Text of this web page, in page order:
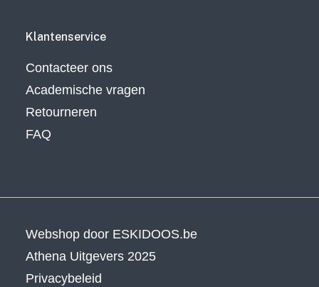
Klantenservice
Contacteer ons
Academische vragen
Retourneren
FAQ
Webshop door ESKIDOOS.be
Athena Uitgevers 2025
Privacybeleid